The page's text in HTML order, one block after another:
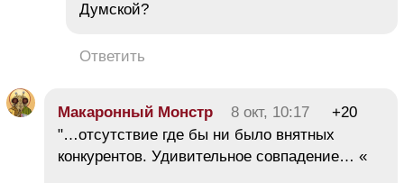
Думской?
Ответить
Макаронный Монстр 8 окт, 10:17
+20
"…отсутствие где бы ни было внятных
конкурентов. Удивительное совпадение… «